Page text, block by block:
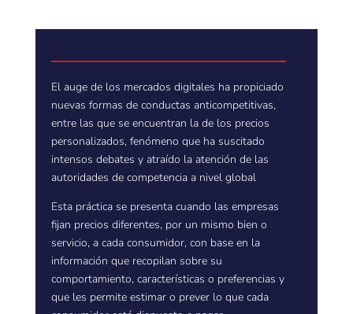
El auge de los mercados digitales ha propiciado
nuevas formas de conductas anticompetitivas,
entre las que se encuentran la de los precios
personalizados, fenómeno que ha suscitado
intensos debates y atraído la atención de las
autoridades de competencia a nivel global
Esta práctica se presenta cuando las empresas
fijan precios diferentes, por un mismo bien o
servicio, a cada consumidor, con base en la
información que recopilan sobre su
comportamiento, características o preferencias y
que les permite estimar o prever lo que cada